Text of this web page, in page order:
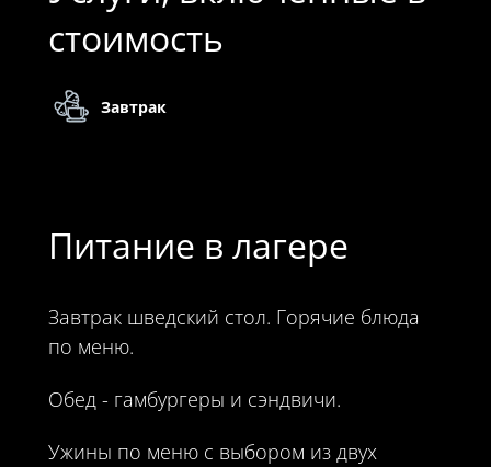
стоимость
Завтрак
Питание в лагере
Завтрак шведский стол. Горячие блюда
по меню.
Обед - гамбургеры и сэндвичи.
Ужины по меню с выбором из двух